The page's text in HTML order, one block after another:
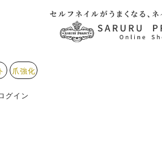
爪強化
グイン